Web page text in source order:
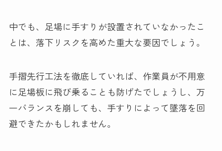
中でも、足場に手すりが設置されていなかったこ
とは、落下リスクを高めた重大な要因でしょう。
手摺先行工法を徹底していれば、作業員が不用意
に足場板に飛び乗ることも防げたでしょうし、万
一バランスを崩しても、手すりによって墜落を回
避できたかもしれません。